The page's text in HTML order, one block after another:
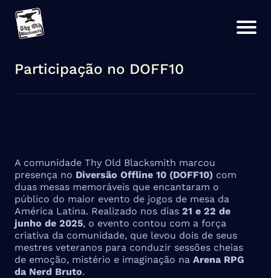
Participação no DOFF10
A comunidade Thy Old Blacksmith marcou
presença no Diversão Offline 10 (DOFF10) com
duas mesas memoráveis que encantaram o
público do maior evento de jogos de mesa da
América Latina. Realizado nos dias 21 e 22 de
junho de 2025, o evento contou com a força
criativa da comunidade, que levou dois de seus
mestres veteranos para conduzir sessões cheias
de emoção, mistério e imaginação na Arena RPG
da Nerd Bruto.